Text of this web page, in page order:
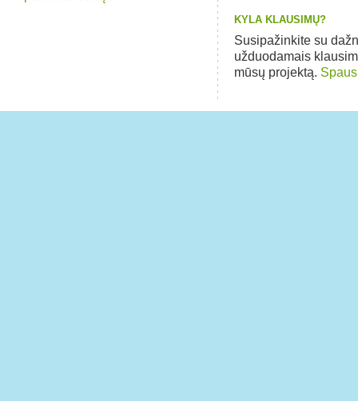
KYLA KLAUSIMŲ?
Susipažinkite su
užduodamais
mūsų projektą.